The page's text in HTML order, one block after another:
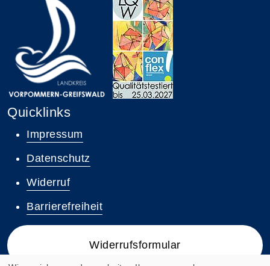
Quicklinks
Impressum
Datenschutz
Widerruf
Barrierefreiheit
Widerrufsformular